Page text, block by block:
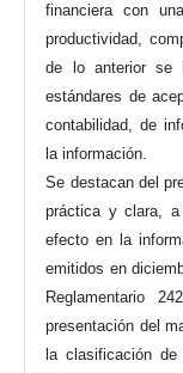
financiera con
productividad,
de lo anterior se
estándares de
contabilidad, de
la información.
Se destacan del
práctica y clara,
efecto en la
emitidos en
Reglamentario
presentación del
la clasificación